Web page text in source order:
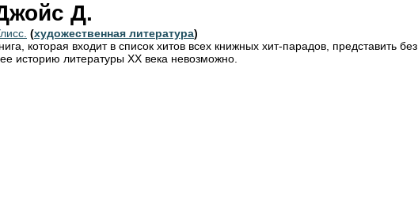
Д.
(художественная литература)
которая входит в список хитов всех книжных хит-парадов, представить без
историю литературы ХХ века невозможно.